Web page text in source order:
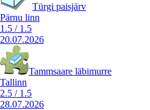
Türgi paisjärv
Pärnu linn
1.5 / 1.5
20.07.2026
Tammsaare läbimurre
Tallinn
2.5 / 1.5
28.07.2026